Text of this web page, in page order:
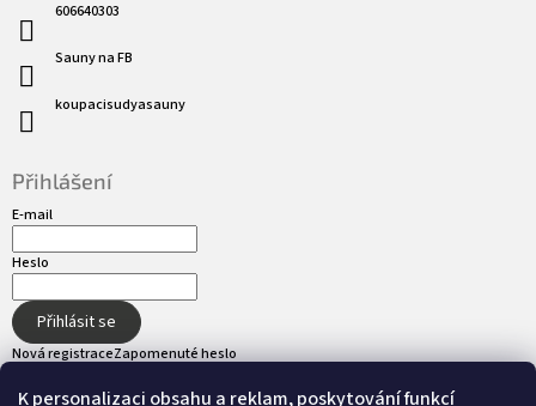
K personalizaci obsahu a reklam, poskytování funkcí
606640303
Sauny na FB
koupacisudyasauny
Přihlášení
E-mail
Heslo
Přihlásit se
Nová registraceZapomenuté heslo